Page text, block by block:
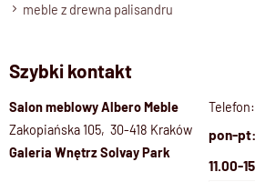
meble z drewna palisandru
Szybki kontakt
Salon meblowy Albero Meble
Zakopiańska 105, 30-418 Kraków
Galeria Wnętrz Solvay Park
Telefon:
pon-
11.00-